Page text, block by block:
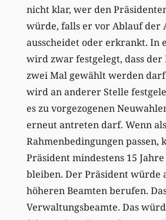
nicht klar, wer den
würde, falls er vor Ablauf der
ausscheidet oder erkrankt. In
wird zwar festgelegt, dass
zwei Mal gewählt werden
wird an anderer Stelle
es zu vorgezogenen
erneut antreten darf. Wenn
Rahmenbedingungen passen,
Präsident mindestens 15
bleiben. Der Präsident würde
höheren Beamten berufen.
Verwaltungsbeamte. Das